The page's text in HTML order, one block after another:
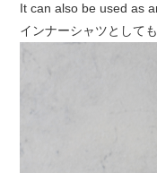
It can also be used as
インナーシャツとして